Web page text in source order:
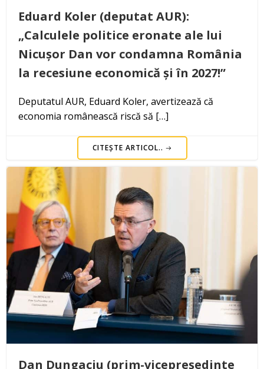
Eduard Koler (deputat AUR):
„Calculele politice eronate ale lui
Nicușor Dan vor condamna România
la recesiune economică și în 2027!”
Deputatul AUR, Eduard Koler, avertizează că
economia românească riscă să […]
CITEȘTE ARTICOL..
Dan Dungaciu (prim-vicepreședinte